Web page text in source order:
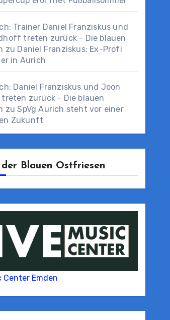
Trainer Daniel Franziskus und
treten zurück - Die blauen
zu Daniel Franziskus: Ex-Profi
in Aurich
Daniel Franziskus und Joon
zurück - Die blauen
zuSpVg Aurich steht vor einer
Zukunft
Blauen Ostfriesen
Center Emden